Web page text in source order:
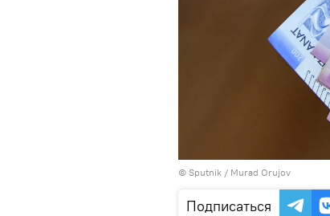
© Sputnik / Murad Orujov
Подписаться